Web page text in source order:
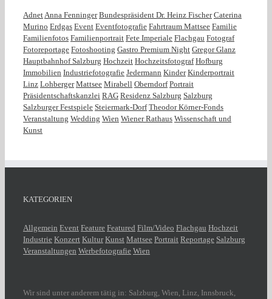
Adnet Anna Fenninger Bundespräsident Dr. Heinz Fischer Caterina
Murino Erdgas Event Eventfotografie Fahrtraum Mattsee Familie
Familienfotos Familienportrait Fete Imperiale Flachgau Fotograf
Fotoreportage Fotoshooting Gastro Premium Night Gregor Glanz
Hauptbahnhof Salzburg Hochzeit Hochzeitsfotograf Hofburg
Immobilien Industriefotografie Jedermann Kinder Kinderportrait
Linz Lohberger Mattsee Mirabell Oberndorf Portrait
Präsidentschaftskanzlei RAG Residenz Salzburg Salzburg
Salzburger Festspiele Steiermark-Dorf Theodor Körner-Fonds
Veranstaltung Wedding Wien Wiener Rathaus Wissenschaft und
Kunst
KATEGORIEN
Allgemein Event Feature Featured Film/Video Flachgau Hochzeit
Industrie Konzert Kultur Kunst Mattsee Portrait Reportage Salzburg
Veranstaltungen Werbefotografie Wien
Wir sind unter anderem tätig in: Salzburg, Wien, Linz, Innsbruck,